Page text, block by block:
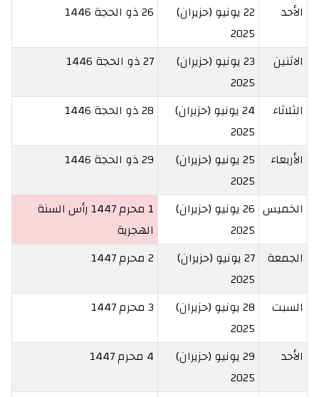
الأحد
22 يونيو (حزيران)
2025
26 ذو الحجة 1446
الاثنين
23 يونيو (حزيران)
2025
27 ذو الحجة 1446
الثلاثاء
24 يونيو (حزيران)
2025
28 ذو الحجة 1446
الأربعاء
25 يونيو (حزيران)
2025
29 ذو الحجة 1446
الخميس
26 يونيو (حزيران)
2025
1 محرم 1447
رأس السنة
الهجرية
الجمعة
27 يونيو (حزيران)
2025
2 محرم 1447
السبت
28 يونيو (حزيران)
2025
3 محرم 1447
الأحد
29 يونيو (حزيران)
2025
4 محرم 1447